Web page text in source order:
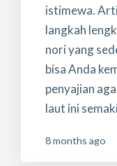
istimewa.
langkah
nori yang
bisa Anda
penyajian
laut ini
8 months ago